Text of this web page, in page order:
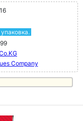
Company